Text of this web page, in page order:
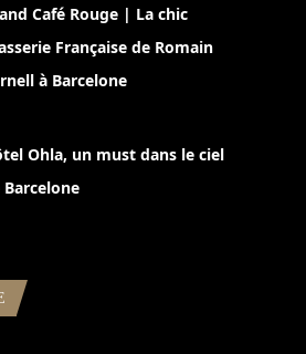
Café Rouge | La chic
Française de Romain
à Barcelone
Ohla, un must dans le ciel
Barcelone